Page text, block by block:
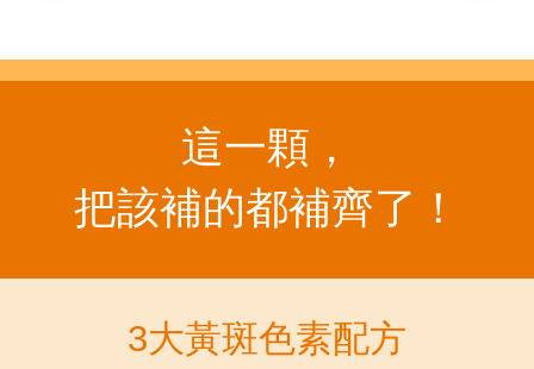
這一顆，
把該補的都補齊了！
3大黃斑色素配方